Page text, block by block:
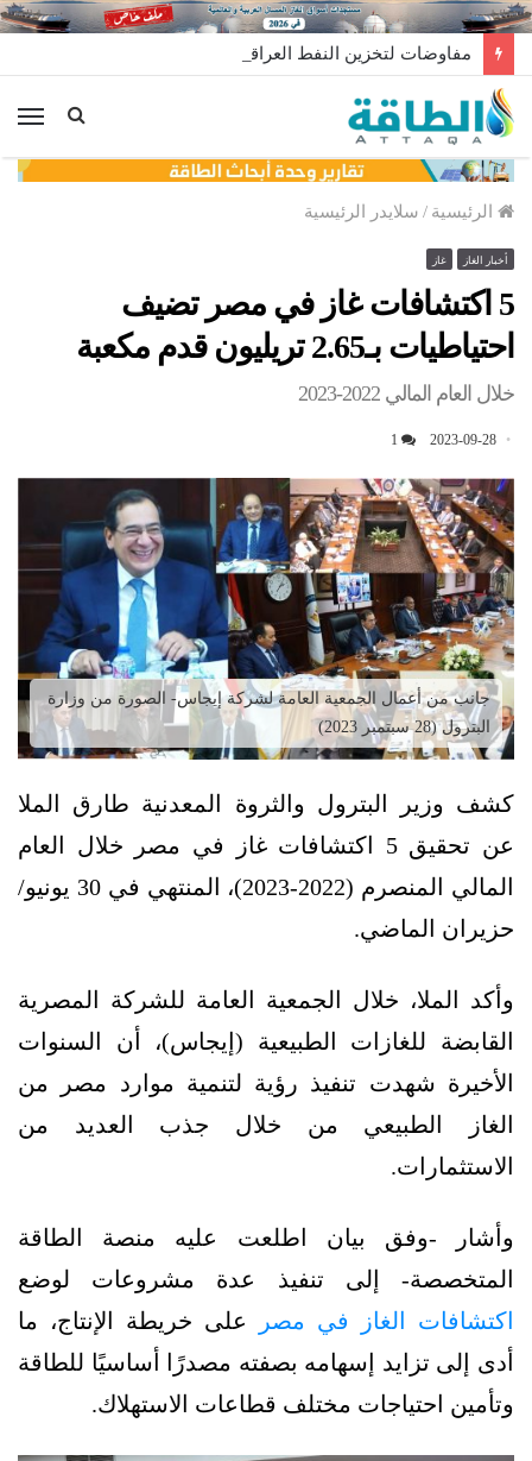
مفاوضات لتخزين النفط العراقي في الخارج
الرئيسية / سلايدر الرئيسية
أخبار الغاز غاز
5 اكتشافات غاز في مصر تضيف
احتياطيات بـ2.65 تريليون قدم مكعبة
خلال العام المالي 2022-2023
2023-09-28
1
جانب من أعمال الجمعية العامة لشركة إيجاس- الصورة من وزارة
البترول (28 سبتمبر 2023)
كشف وزير البترول والثروة المعدنية طارق الملا
عن تحقيق 5 اكتشافات غاز في مصر خلال العام
المالي المنصرم (2022-2023)، المنتهي في 30 يونيو/
حزيران الماضي.
وأكد الملا، خلال الجمعية العامة للشركة المصرية
القابضة للغازات الطبيعية (إيجاس)، أن السنوات
الأخيرة شهدت تنفيذ رؤية لتنمية موارد مصر من
الغاز الطبيعي من خلال جذب العديد من
الاستثمارات.
وأشار -وفق بيان اطلعت عليه منصة الطاقة
المتخصصة- إلى تنفيذ عدة مشروعات لوضع
اكتشافات الغاز في مصر
على خريطة الإنتاج، ما
أدى إلى تزايد إسهامه بصفته مصدرًا أساسيًا للطاقة
وتأمين احتياجات مختلف قطاعات الاستهلاك.